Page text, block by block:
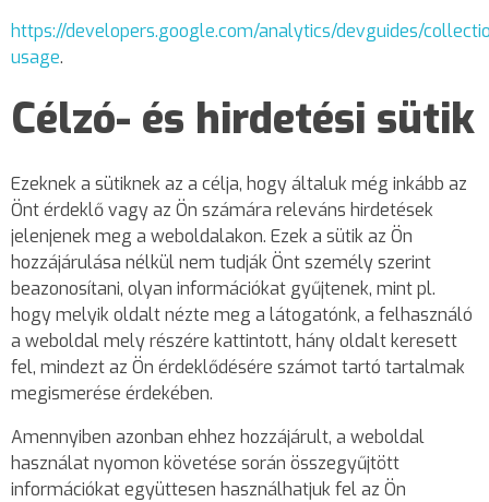
https://developers.google.com/analytics/devguides/
usage.
Célzó- és hirdetési sütik
Ezeknek a sütiknek az a célja, hogy általuk még inkább az
Önt érdeklő vagy az Ön számára releváns hirdetések
jelenjenek meg a weboldalakon. Ezek a sütik az Ön
hozzájárulása nélkül nem tudják Önt személy szerint
beazonosítani, olyan információkat gyűjtenek, mint pl.
hogy melyik oldalt nézte meg a látogatónk, a felhasználó
a weboldal mely részére kattintott, hány oldalt keresett
fel, mindezt az Ön érdeklődésére számot tartó tartalmak
megismerése érdekében.
Amennyiben azonban ehhez hozzájárult, a weboldal
használat nyomon követése során összegyűjtött
információkat együttesen használhatjuk fel az Ön